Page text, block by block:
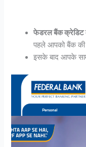
फेडरल बैंक क्रेडिट
पहले आपको बैंक
इसके बाद आपके